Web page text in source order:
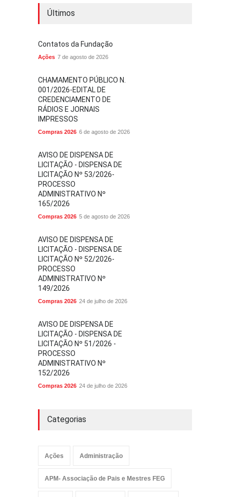
Últimos
Contatos da Fundação
Ações 7 de agosto de 2026
CHAMAMENTO PÚBLICO N.
001/2026-EDITAL DE
CREDENCIAMENTO DE
RÁDIOS E JORNAIS
IMPRESSOS
Compras 2026 6 de agosto de 2026
AVISO DE DISPENSA DE
LICITAÇÃO - DISPENSA DE
LICITAÇÃO Nº 53/2026-
PROCESSO
ADMINISTRATIVO Nº
165/2026
Compras 2026 5 de agosto de 2026
AVISO DE DISPENSA DE
LICITAÇÃO - DISPENSA DE
LICITAÇÃO Nº 52/2026-
PROCESSO
ADMINISTRATIVO Nº
149/2026
Compras 2026 24 de julho de 2026
AVISO DE DISPENSA DE
LICITAÇÃO - DISPENSA DE
LICITAÇÃO Nº 51/2026 -
PROCESSO
ADMINISTRATIVO Nº
152/2026
Compras 2026 24 de julho de 2026
Categorias
Ações Administração
APM- Associação de Pais e Mestres FEG